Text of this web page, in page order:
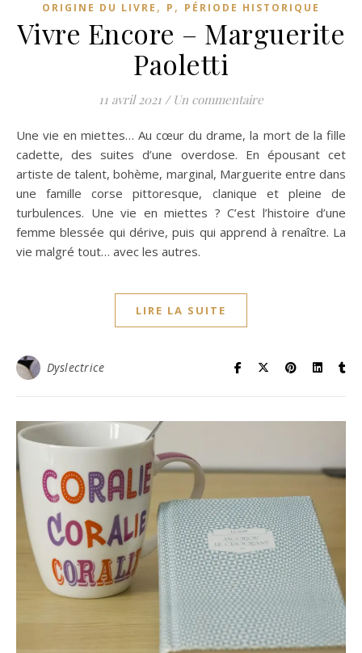
ORIGINE DU LIVRE , P , PÉRIODE HISTORIQUE
Vivre Encore – Marguerite
Paoletti
11 avril 2021 / Un commentaire
Une vie en miettes… Au cœur du drame, la mort de la fille
cadette, des suites d’une overdose. En épousant cet
artiste de talent, bohème, marginal, Marguerite entre dans
une famille corse pittoresque, clanique et pleine de
turbulences. Une vie en miettes ? C’est l’histoire d’une
femme blessée qui dérive, puis qui apprend à renaître. La
vie malgré tout… avec les autres.
LIRE LA SUITE
Dyslectrice